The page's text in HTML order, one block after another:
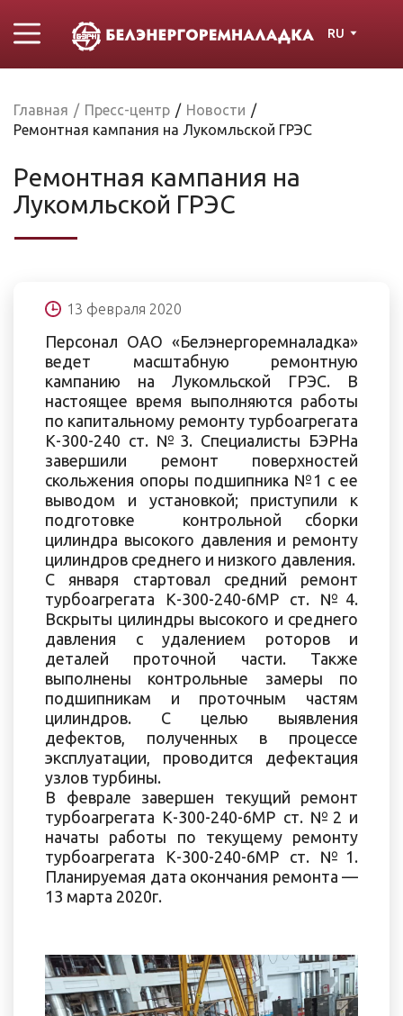
RU
Главная / Пресс-центр / Новости /
Ремонтная кампания на Лукомльской ГРЭС
Ремонтная кампания на
Лукомльской ГРЭС
13 февраля 2020
Персонал ОАО «Белэнергоремналадка»
ведет масштабную ремонтную
кампанию на Лукомльской ГРЭС. В
настоящее время выполняются работы
по капитальному ремонту турбоагрегата
К-300-240 ст. №3. Специалисты БЭРНа
завершили ремонт поверхностей
скольжения опоры подшипника №1 с ее
выводом и установкой; приступили к
подготовке контрольной сборки
цилиндра высокого давления и ремонту
цилиндров среднего и низкого давления.
C января стартовал средний ремонт
турбоагрегата К-300-240-6МР ст. №4.
Вскрыты цилиндры высокого и среднего
давления с удалением роторов и
деталей проточной части. Также
выполнены контрольные замеры по
подшипникам и проточным частям
цилиндров. С целью выявления
дефектов, полученных в процессе
эксплуатации, проводится дефектация
узлов турбины.
В феврале завершен текущий ремонт
турбоагрегата К-300-240-6МР ст. №2 и
начаты работы по текущему ремонту
турбоагрегата К-300-240-6МР ст. №1.
Планируемая дата окончания ремонта —
13 марта 2020г.